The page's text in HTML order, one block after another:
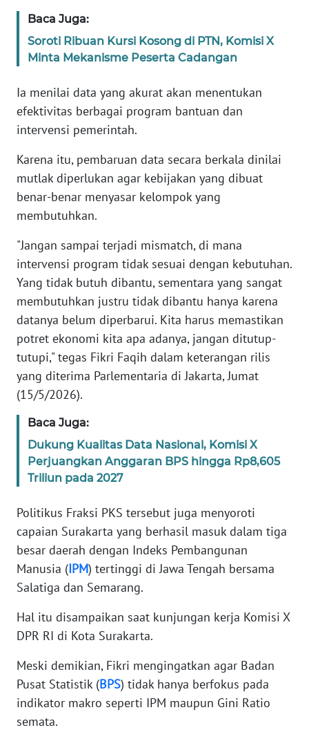
Baca Juga:
Soroti Ribuan Kursi Kosong di PTN, Komisi X
Minta Mekanisme Peserta Cadangan
Ia menilai data yang akurat akan menentukan
efektivitas berbagai program bantuan dan
intervensi pemerintah.
Karena itu, pembaruan data secara berkala dinilai
mutlak diperlukan agar kebijakan yang dibuat
benar-benar menyasar kelompok yang
membutuhkan.
"Jangan sampai terjadi mismatch, di mana
intervensi program tidak sesuai dengan kebutuhan.
Yang tidak butuh dibantu, sementara yang sangat
membutuhkan justru tidak dibantu hanya karena
datanya belum diperbarui. Kita harus memastikan
potret ekonomi kita apa adanya, jangan ditutup-
tutupi," tegas Fikri Faqih dalam keterangan rilis
yang diterima Parlementaria di Jakarta, Jumat
(15/5/2026).
Baca Juga:
Dukung Kualitas Data Nasional, Komisi X
Perjuangkan Anggaran BPS hingga Rp8,605
Triliun pada 2027
Politikus Fraksi PKS tersebut juga menyoroti
capaian Surakarta yang berhasil masuk dalam tiga
besar daerah dengan Indeks Pembangunan
Manusia (IPM) tertinggi di Jawa Tengah bersama
Salatiga dan Semarang.
Hal itu disampaikan saat kunjungan kerja Komisi X
DPR RI di Kota Surakarta.
Meski demikian, Fikri mengingatkan agar Badan
Pusat Statistik (BPS) tidak hanya berfokus pada
indikator makro seperti IPM maupun Gini Ratio
semata.
PEDOMAN
MEDIA
REDAKSI
DISCLAIMER
Wahana
Regional
WN
SUMUT
WN
JAKARTA
WN
JABAR
BANTEN
WN
WN
KEPRI
WN
WN
BARAT
WN
RIAU